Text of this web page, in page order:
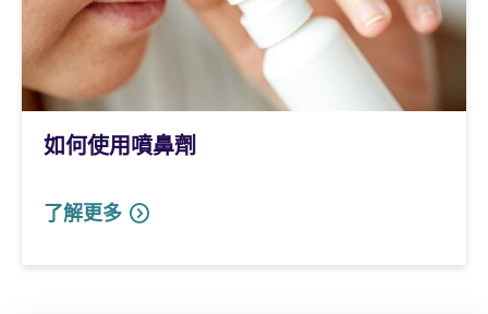
如何使用噴鼻劑
了解更多